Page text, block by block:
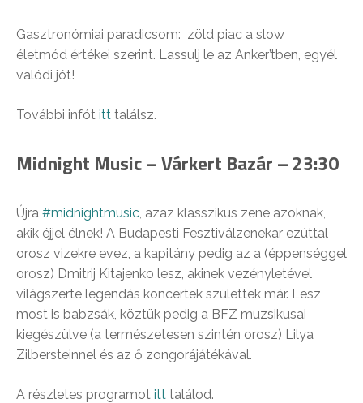
Gasztronómiai paradicsom: zöld piac a slow
életmód értékei szerint. Lassulj le az Anker’tben, egyél
valódi jót!
További infót itt találsz.
Midnight Music – Várkert Bazár – 23:30
Újra #midnightmusic, azaz klasszikus zene azoknak,
akik éjjel élnek! A Budapesti Fesztiválzenekar ezúttal
orosz vizekre evez, a kapitány pedig az a (éppenséggel
orosz) Dmitrij Kitajenko lesz, akinek vezényletével
világszerte legendás koncertek születtek már. Lesz
most is babzsák, köztük pedig a BFZ muzsikusai
kiegészülve (a természetesen szintén orosz) Lilya
Zilbersteinnel és az ő zongorájátékával.
A részletes programot itt találod.